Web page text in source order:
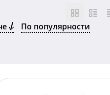
По популярности